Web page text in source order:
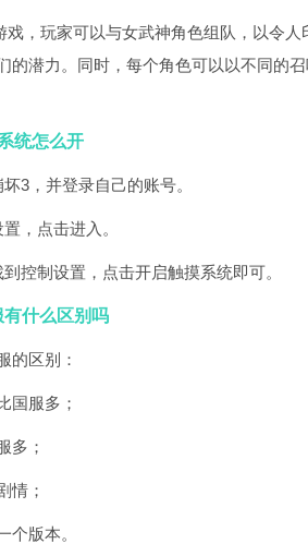
戏，玩家可以与女武神角色组队，以令
的潜力。同时，每个角色可以以不同的
统怎么开
3，并登录自己的账号。
，点击进入。
控制设置，点击开启触摸系统即可。
有什么区别吗
的区别：
国服多；
多；
情；
个版本。